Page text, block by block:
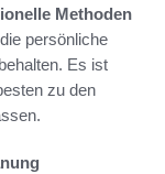
Methoden
persönliche
Es ist
zu den